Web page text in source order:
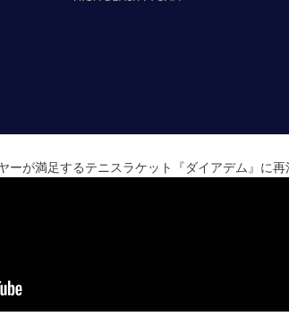
が満足するテニスラケット『ダイアデム』に再